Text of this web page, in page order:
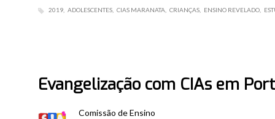
2019 ADOLESCENTES CIAS MARANATA CRIANÇAS ENSINO REVELADO
Evangelização com CIAs em
Comissão de Ensino